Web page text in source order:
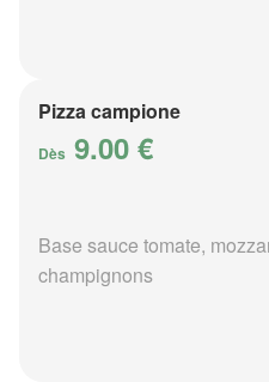
Pizza campione
Dès 9.00 €
Base sauce tomate,
champignons